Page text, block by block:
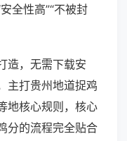
全性高”“不被封
造，无需下载安
主打贵州地道捉鸡
地核心规则，核心
分的流程完全贴合